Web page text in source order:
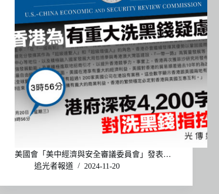
美國會「美中經濟與安全審議委員會」發表…
追光者報道
2024-11-20